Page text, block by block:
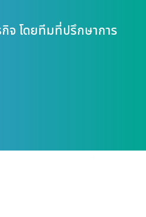
จ โดยทีมที่ปรึกษาการ